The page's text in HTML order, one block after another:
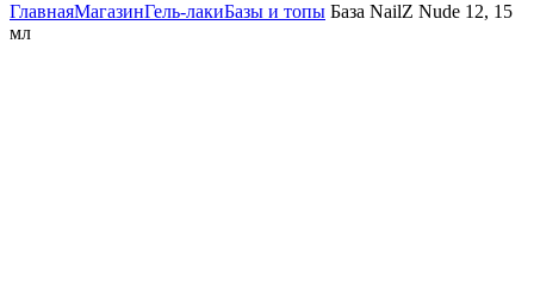
ГлавнаяМагазинГель-лакиБазы и топы База NailZ Nude 12, 15
мл